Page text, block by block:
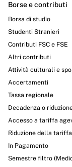
Attuazione
Borse e contributi
Borsa di studio
Studenti Stranieri
Contributi FSC e FSE
Altri contributi
Attività culturali e
Accertamenti
Tassa regionale
Decadenza o
Accesso a tariffa
Riduzione della
In Pagamento
Semestre filtro